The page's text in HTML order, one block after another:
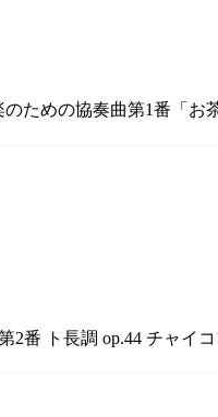
ための協奏曲第1番「お
番 ト長調 op.44 チャイ